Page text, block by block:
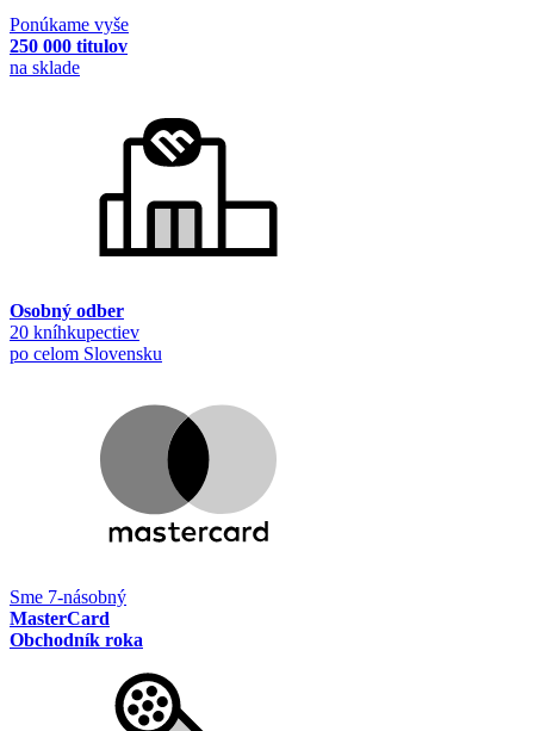
Ponúkame vyše
250 000 titulov
na sklade
Osobný odber
20 kníhkupectiev
po celom Slovensku
Sme 7-násobný
MasterCard
Obchodník roka